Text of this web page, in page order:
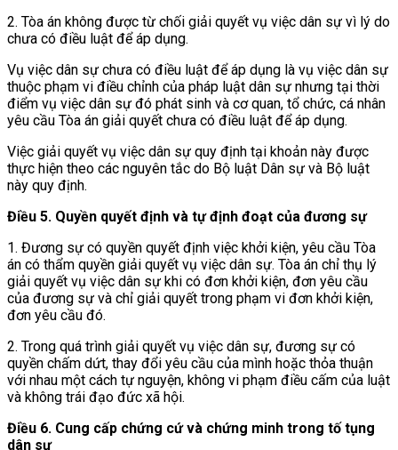
2. Tòa án không được từ chối giải quyết vụ việc dân sự vì lý do
chưa có điều luật để áp dụng.
Vụ việc dân sự chưa có điều luật để áp dụng là vụ việc dân sự
thuộc phạm vi điều chỉnh của pháp luật dân sự nhưng tại thời
điểm vụ việc dân sự đó phát sinh và cơ quan, tổ chức, cá nhân
yêu cầu Tòa án giải quyết chưa có điều luật để áp dụng.
Việc giải quyết vụ việc dân sự quy định tại khoản này được
thực hiện theo các nguyên tắc do Bộ luật Dân sự và Bộ luật
này quy định.
Điều 5. Quyền quyết định và tự định đoạt của đương sự
1. Đương sự có quyền quyết định việc khởi kiện, yêu cầu Tòa
án có thẩm quyền giải quyết vụ việc dân sự. Tòa án chỉ thụ lý
giải quyết vụ việc dân sự khi có đơn khởi kiện, đơn yêu cầu
của đương sự và chỉ giải quyết trong phạm vi đơn khởi kiện,
đơn yêu cầu đó.
2. Trong quá trình giải quyết vụ việc dân sự, đương sự có
quyền chấm dứt, thay đổi yêu cầu của mình hoặc thỏa thuận
với nhau một cách tự nguyện, không vi phạm điều cấm của luật
và không trái đạo đức xã hội.
Điều 6. Cung cấp chứng cứ và chứng minh trong tố tụng
dân sự